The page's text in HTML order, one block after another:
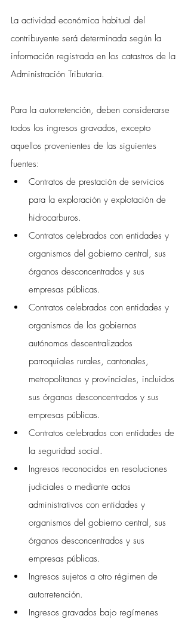
La actividad económica habitual del
contribuyente será determinada según la
información registrada en los catastros de la
Administración Tributaria.
Para la autorretención, deben considerarse
todos los ingresos gravados, excepto
aquellos provenientes de las siguientes
fuentes:
Contratos de prestación de servicios
para la exploración y explotación de
hidrocarburos.
Contratos celebrados con entidades y
organismos del gobierno central, sus
órganos desconcentrados y sus
empresas públicas.
Contratos celebrados con entidades y
organismos de los gobiernos
autónomos descentralizados
parroquiales rurales, cantonales,
metropolitanos y provinciales, incluidos
sus órganos desconcentrados y sus
empresas públicas.
Contratos celebrados con entidades de
la seguridad social.
Ingresos reconocidos en resoluciones
judiciales o mediante actos
administrativos con entidades y
organismos del gobierno central, sus
órganos desconcentrados y sus
empresas públicas.
Ingresos sujetos a otro régimen de
autorretención.
Ingresos gravados bajo regímenes